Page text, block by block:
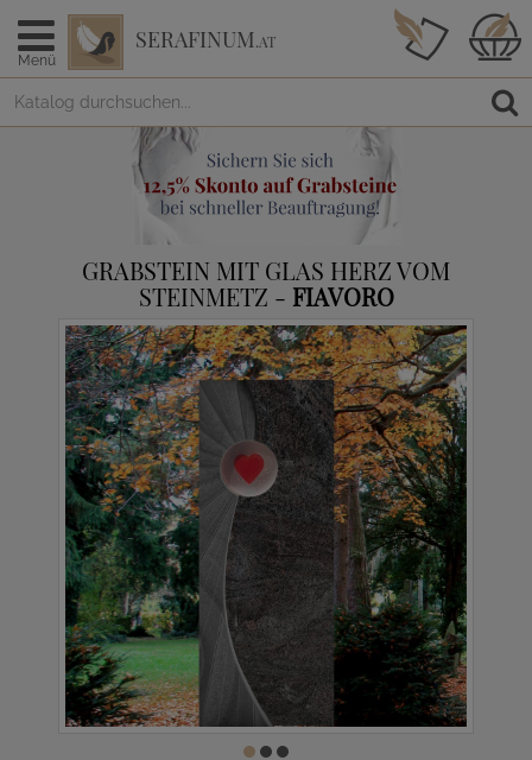
Menü
SERAFINUM.AT
GRABSTEIN MIT GLAS HERZ VOM
STEINMETZ - FIAVORO